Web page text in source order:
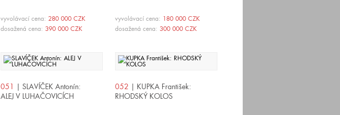
vyvolávací cena: 280 000 CZK
dosažená cena: 390 000 CZK
vyvolávací cena: 180 000 CZK
dosažená cena: 300 000 CZK
051 | SLAVÍČEK Antonín:
ALEJ V LUHAČOVICÍCH
052 | KUPKA František:
RHODSKÝ KOLOS